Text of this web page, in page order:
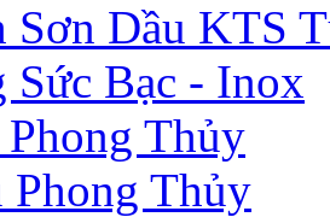
Sơn Dầu KTS
Sức Bạc - Inox
Thủy
Phong Thủy